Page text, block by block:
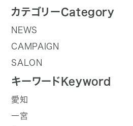
カテゴリーCategory
NEWS
CAMPAIGN
SALON
キーワードKeyword
愛知
一宮